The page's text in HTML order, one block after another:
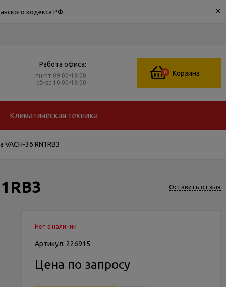
кодекса РФ. ×
Работа офиса:
пн-пт 09:00-19:00
сб-вс 10:00-19:00
0 Корзина
Климатическая техника
36 RN1RB3
Оставить отзыв
Нет в наличии
Артикул: 226915
Цена по запросу